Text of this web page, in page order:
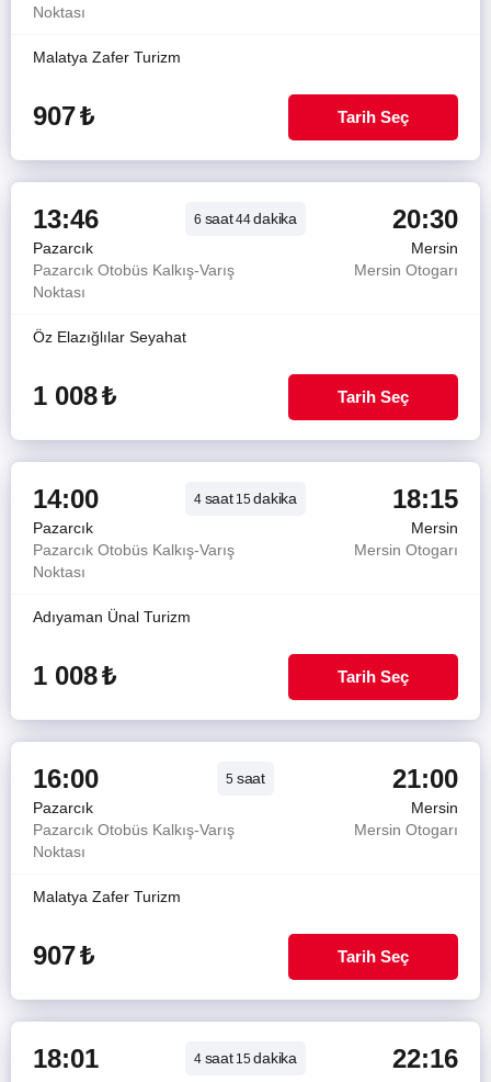
Noktası
Malatya Zafer Turizm
907₺ Tarih Seç
13:46 6 saat44dakika 20:30
Pazarcık
Mersin
Pazarcık Otobüs Kalkış-Varış
Noktası
Mersin Otogarı
Öz Elazığlılar Seyahat
1 008₺ Tarih Seç
14:00 4 saat15dakika 18:15
Pazarcık
Mersin
Pazarcık Otobüs Kalkış-Varış
Noktası
Mersin Otogarı
Adıyaman Ünal Turizm
1 008₺ Tarih Seç
16:00 5 saat 21:00
Pazarcık
Mersin
Pazarcık Otobüs Kalkış-Varış
Noktası
Mersin Otogarı
Malatya Zafer Turizm
907₺ Tarih Seç
18:01 4 saat15dakika 22:16